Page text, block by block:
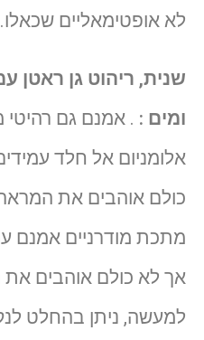
לא אופטימאליים שכאלו.
שנית, ריהוט גן ראטן
ומים : . אמנם גם רהיטי
אלומניום אל חלד
כולם אוהבים את
מתכת מודרניים אמנם
אך לא כולם אוהבים
למעשה, ניתן בהחלט